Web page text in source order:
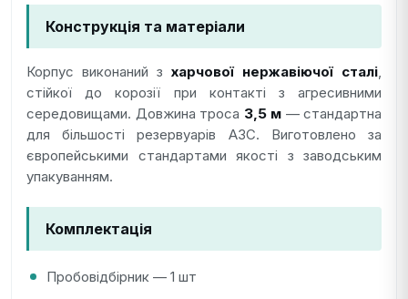
Конструкція та матеріали
Корпус виконаний з харчової нержавіючої сталі,
стійкої до корозії при контакті з агресивними
середовищами. Довжина троса 3,5 м — стандартна
для більшості резервуарів АЗС. Виготовлено за
європейськими стандартами якості з заводським
упакуванням.
Комплектація
Пробовідбірник — 1 шт